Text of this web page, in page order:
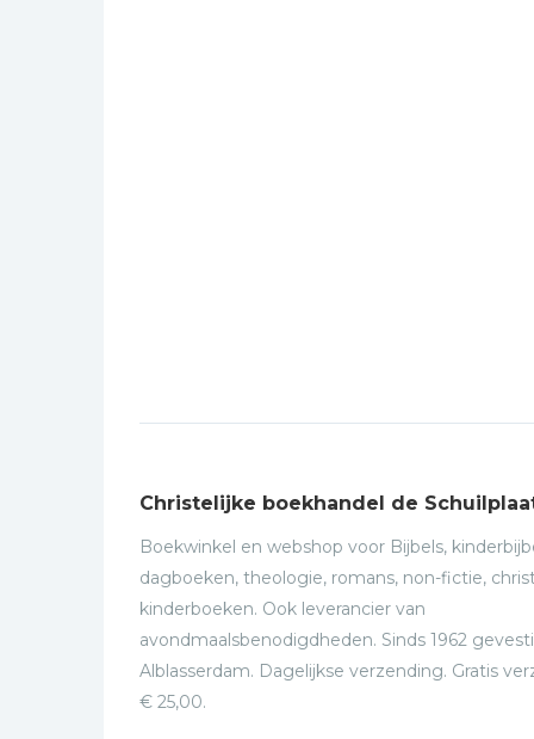
Christelijke boekhandel de
Boekwinkel en webshop voor Bijbels,
dagboeken, theologie, romans, non-fictie,
kinderboeken. Ook leverancier van
avondmaalsbenodigdheden. Sinds 1962
Alblasserdam. Dagelijkse verzending. Gratis
€ 25,00.